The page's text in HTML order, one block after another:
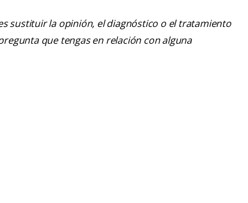
sustituir la opinión, el diagnóstico o el tratamiento
que tengas en relación con alguna